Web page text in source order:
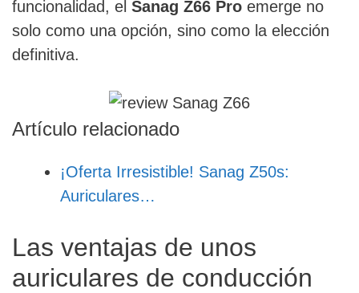
funcionalidad, el Sanag Z66 Pro emerge no
solo como una opción, sino como la elección
definitiva.
Artículo relacionado
¡Oferta Irresistible! Sanag Z50s:
Auriculares…
Las ventajas de unos
auriculares de conducción